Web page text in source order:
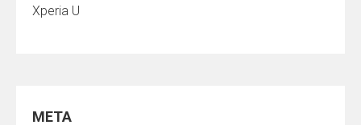
Xperia U
META